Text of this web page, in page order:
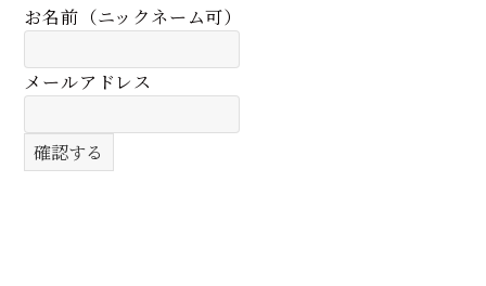
お名前（ニックネーム可）
メールアドレス